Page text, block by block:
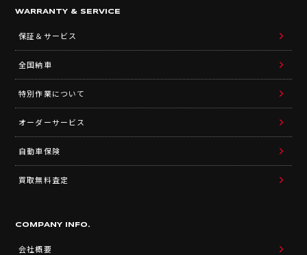
WARRANTY & SERVICE
保証＆サービス
全国納車
特別作業について
オーダーサービス
自動車保険
買取無料査定
COMPANY INFO.
会社概要